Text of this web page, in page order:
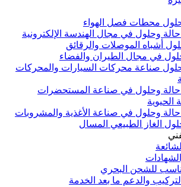
محطات فصل الهواء
وحلول في مجال الهندسة الإلكترونية
أشباه الموصلات والرقائق
في مجال الطيران والفضاء
صناعة محركات السيارات والمحركات
وحلول في صناعة المستحضرات
الحيوية
وحلول في صناعة الأغذية والمشروبات
الغاز الطبيعي المسال
للشحن البحري
والدعم ما بعد الخدمة